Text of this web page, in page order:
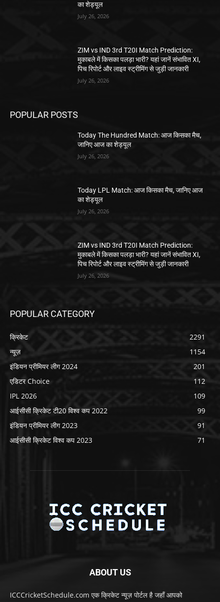
का शेड्यूल
July 26, 2026
ZIM vs IND 3rd T20I Match Prediction:
मुकाबले में किसका पलड़ा भारी? यहां जानें संभावित XI,
पिच रिपोर्ट और लाइव स्ट्रीमिंग से जुड़ी जानकारी
July 26, 2026
POPULAR POSTS
Today The Hundred Match: आज किसका मैच,
जानिए आज का शेड्यूल
July 26, 2026
Today LPL Match: आज किसका मैच, जानिए आज
का शेड्यूल
July 26, 2026
ZIM vs IND 3rd T20I Match Prediction:
मुकाबले में किसका पलड़ा भारी? यहां जानें संभावित XI,
पिच रिपोर्ट और लाइव स्ट्रीमिंग से जुड़ी जानकारी
July 26, 2026
POPULAR CATEGORY
क्रिकेट
2291
न्यूज़
1154
इंडियन प्रीमियर लीग 2024
201
एडिटर Choice
112
IPL 2026
109
आईसीसी क्रिकेट टी20 विश्व कप 2022
99
इंडियन प्रीमियर लीग 2023
91
आईसीसी क्रिकेट विश्व कप 2023
71
ABOUT US
ICCCricketSchedule.com एक क्रिकेट न्यूज़ पोर्टल है जहाँ आपको